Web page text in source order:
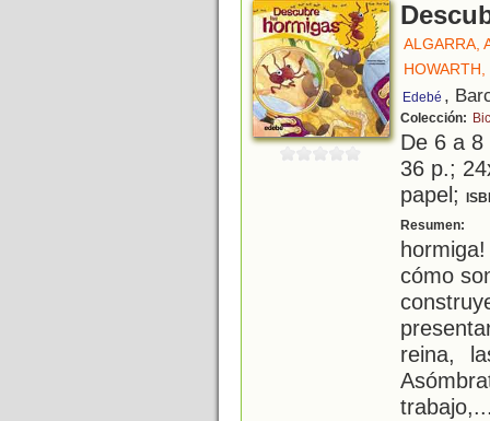
ALGARRA,
Edebé ,
Colección:
De 6 a
36 p.;
papel;
Resumen:
cómo
reina,
trabajo,